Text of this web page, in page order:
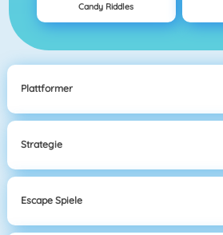
Candy Riddles
Plattformer
Strategie
Escape Spiele